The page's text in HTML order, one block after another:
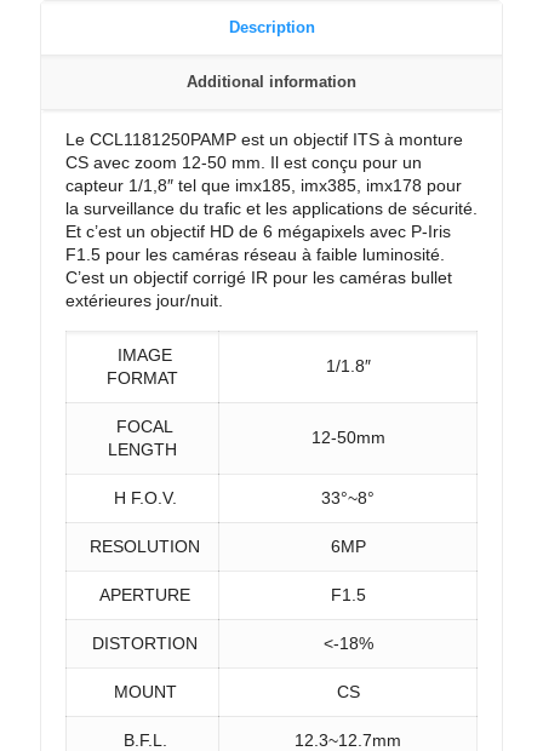
Description
Additional information
Le CCL1181250PAMP est un objectif ITS à monture
CS avec zoom 12-50 mm. Il est conçu pour un
capteur 1/1,8″ tel que imx185, imx385, imx178 pour
la surveillance du trafic et les applications de sécurité.
Et c’est un objectif HD de 6 mégapixels avec P-Iris
F1.5 pour les caméras réseau à faible luminosité.
C’est un objectif corrigé IR pour les caméras bullet
extérieures jour/nuit.
IMAGE
FORMAT
1/1.8″
FOCAL
LENGTH
12-50mm
H F.O.V. 33°~8°
RESOLUTION 6MP
APERTURE F1.5
DISTORTION <-18%
MOUNT CS
B.F.L. 12.3~12.7mm